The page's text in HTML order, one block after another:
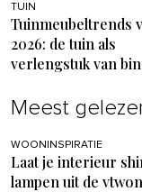
TUIN
Tuinmeubeltrends
2026: de tuin als
verlengstuk van
Meest
WOONINSPIRATIE
Laat je interieur
lampen uit de